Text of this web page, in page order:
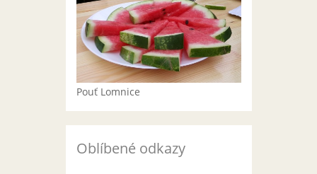
Pouť Lomnice
Oblíbené odkazy